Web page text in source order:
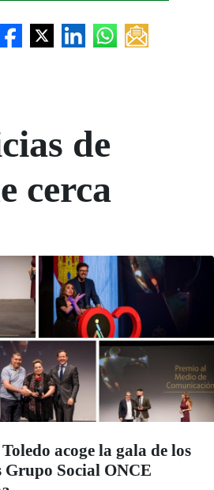
de
cerca
acoge la gala de los
Social ONCE